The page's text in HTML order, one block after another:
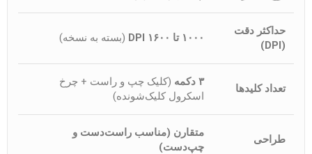
حداکثر دقت
(DPI)
۱۰۰۰ تا ۱۶۰۰ DPI (بسته به نسخه)
تعداد کلیدها
۳ دکمه
(کلیک چپ و راست + چرخ
اسکرول کلیک‌شونده)
طراحی
متقارن (مناسب راست‌دست و
چپ‌دست)